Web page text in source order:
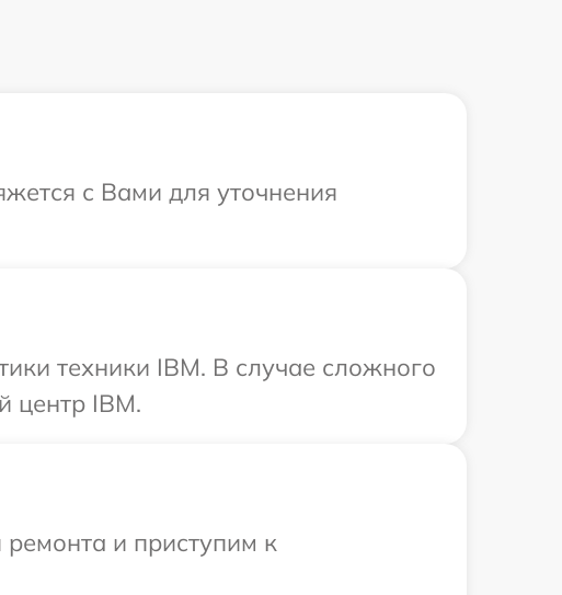
с Вами для уточнения
техники IBM. В случае сложного
центр IBM.
и приступим к